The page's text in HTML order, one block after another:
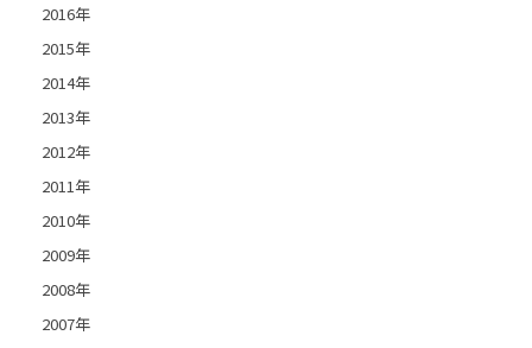
2016年
2015年
2014年
2013年
2012年
2011年
2010年
2009年
2008年
2007年